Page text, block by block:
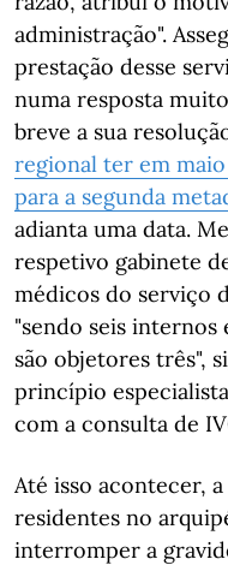
administração".
prestação desse
numa resposta
breve a sua
regional ter em
para a segunda
adianta uma data.
respetivo gabinete
médicos do serviço
"sendo seis internos
são objetores três",
princípio
com a consulta de
Até isso acontecer,
residentes no
interromper a